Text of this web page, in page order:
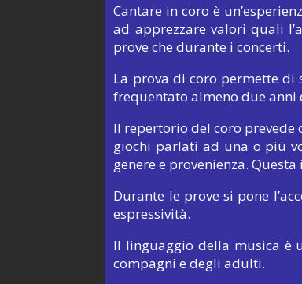
Cantare in coro è
ad apprezzare valori quali
prove che durante i concerti.
La prova di coro permette di
frequentato almeno due anni
Il repertorio del coro prevede
giochi parlati ad una o più
genere e provenienza.
Durante le prove si pone
espressività.
Il linguaggio della musica è
compagni e degli adulti.